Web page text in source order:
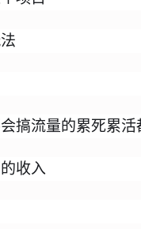
搞流量的累死累
收入